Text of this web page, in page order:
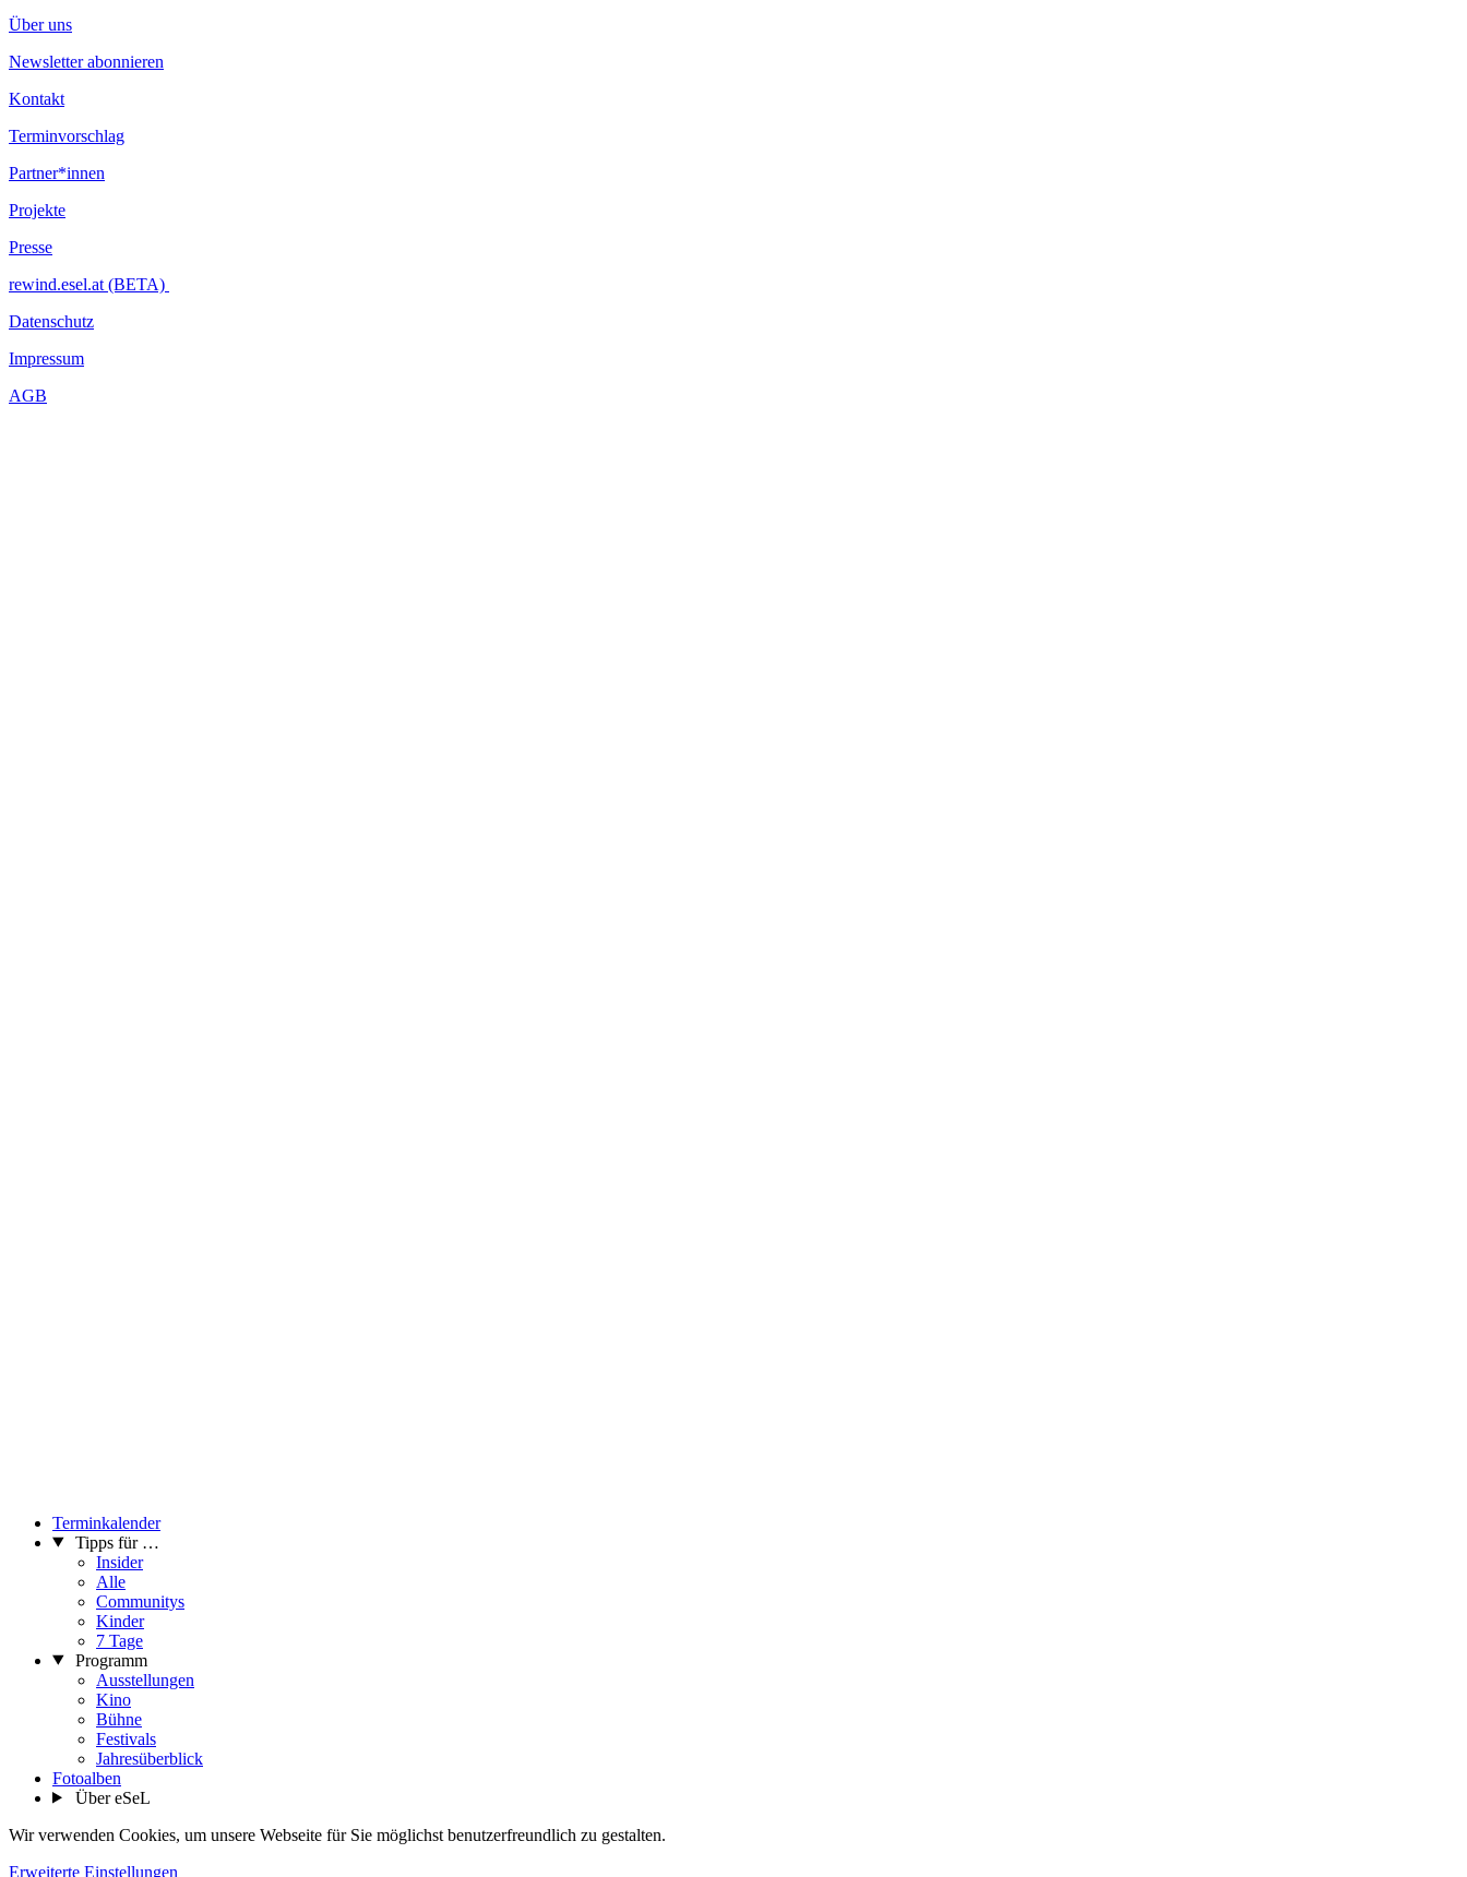
Über uns
Newsletter abonnieren
Kontakt
Terminvorschlag
Partner*innen
Projekte
Presse
rewind.esel.at (BETA)
Datenschutz
Impressum
AGB
Terminkalender
Tipps für …
Insider
Alle
Communitys
Kinder
7 Tage
Programm
Ausstellungen
Kino
Bühne
Festivals
Jahresüberblick
Fotoalben
Über eSeL
Wir verwenden Cookies, um unsere Webseite für Sie möglichst benutzerfreundlich zu gestalten.
Erweiterte Einstellungen